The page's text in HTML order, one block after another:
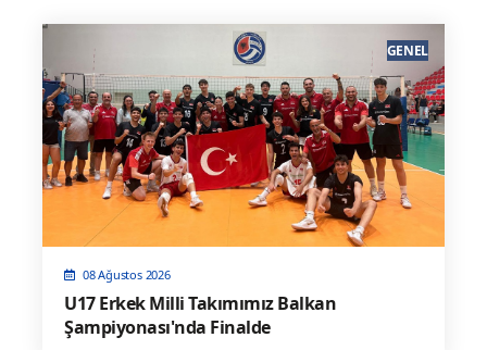
08 Ağustos 2026
U17 Erkek Milli Takımımız Balkan
Şampiyonası'nda Finalde
GENEL